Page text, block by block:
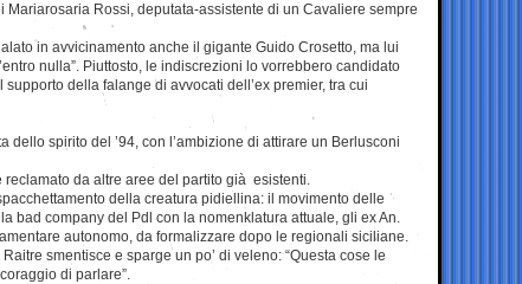
Mariarosaria Rossi, deputata-assistente di un Cavaliere sempre
in avvicinamento anche il gigante Guido Crosetto, ma lui
nulla”. Piuttosto, le indiscrezioni lo vorrebbero candidato
della falange di avvocati dell’ex premier, tra cui
dello spirito del ’94, con l’ambizione di attirare un Berlusconi
reclamato da altre aree del partito già esistenti.
della creatura pidiellina: il movimento delle
bad company del Pdl con la nomenklatura attuale, gli ex An.
autonomo, da formalizzare dopo le regionali siciliane.
smentisce e sparge un po’ di veleno: “Questa cose le
di parlare”.